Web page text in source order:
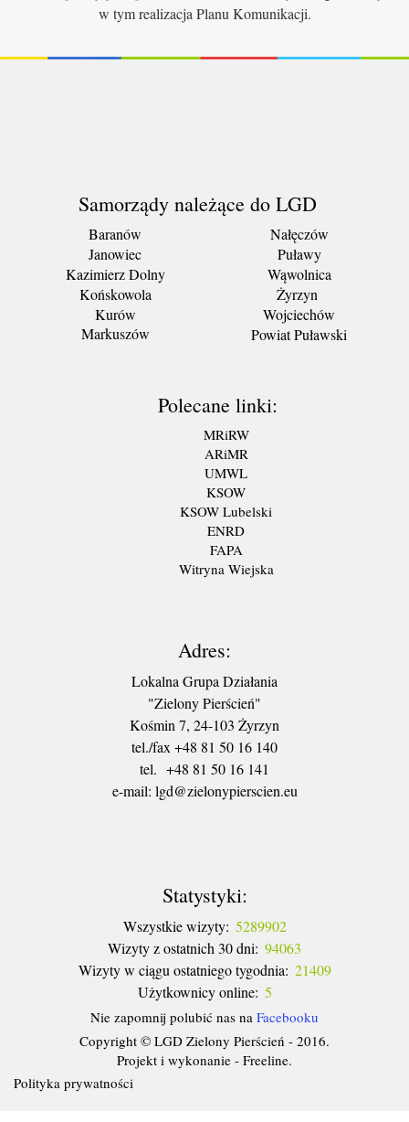
w tym realizacja Planu Komunikacji.
Samorządy należące do LGD
Baranów
Janowiec
Kazimierz Dolny
Końskowola
Kurów
Markuszów
Nałęczów
Puławy
Wąwolnica
Żyrzyn
Wojciechów
Powiat Puławski
Polecane linki:
MRiRW
ARiMR
UMWL
KSOW
KSOW Lubelski
ENRD
FAPA
Witryna Wiejska
Adres:
Lokalna Grupa Działania
"Zielony Pierścień"
Kośmin 7, 24-103 Żyrzyn
tel./fax +48 81 50 16 140
tel. +48 81 50 16 141
​e-mail: lgd@zielonypierscien.eu
Statystyki:
Wszystkie wizyty: 5289902
Wizyty z ostatnich 30 dni: 94063
Wizyty w ciągu ostatniego tygodnia: 21409
Użytkownicy online: 5
Nie zapomnij polubić nas na Facebooku
Copyright © LGD Zielony Pierścień - 2016.
Projekt i wykonanie - Freeline.
Polityka prywatności